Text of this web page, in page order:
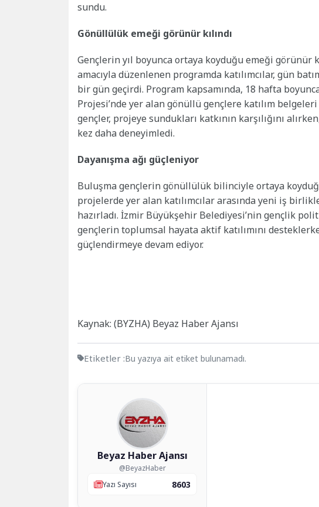
sundu.
Gönüllülük emeği görünür kılındı
Gençlerin yıl boyunca ortaya koyduğu emeği görünür
amacıyla düzenlenen programda katılımcılar, gün
bir gün geçirdi. Program kapsamında, 18 hafta
Projesi’nde yer alan gönüllü gençlere katılım
gençler, projeye sundukları katkının karşılığını
kez daha deneyimledi.
Dayanışma ağı güçleniyor
Buluşma gençlerin gönüllülük bilinciyle ortaya
projelerde yer alan katılımcılar arasında yeni iş
hazırladı. İzmir Büyükşehir Belediyesi’nin gençlik
gençlerin toplumsal hayata aktif katılımını
güçlendirmeye devam ediyor.
Kaynak: (BYZHA) Beyaz Haber Ajansı
Etiketler :Bu yazıya ait etiket bulunamadı.
Beyaz Haber Ajansı
@BeyazHaber
Yazı Sayısı
8603